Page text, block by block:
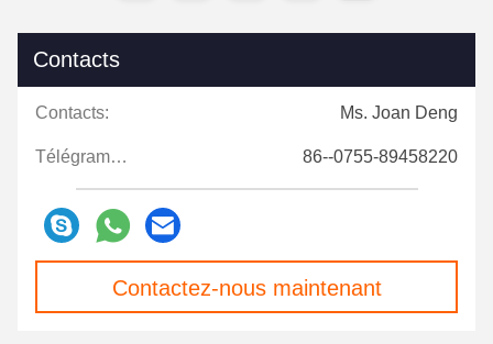
Contacts
Contacts: Ms. Joan Deng
Télégramme: 86--0755-89458220
Contactez-nous maintenant